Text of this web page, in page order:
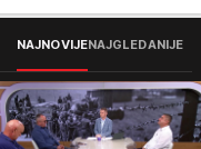
NAJNOVIJENAJGLEDANIJE